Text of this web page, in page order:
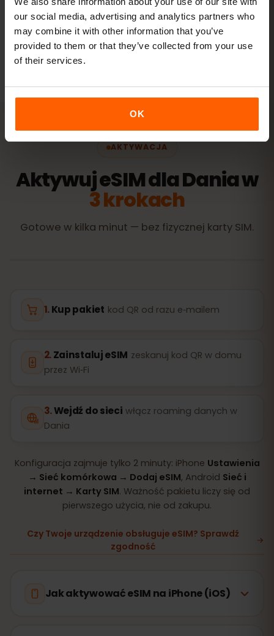
our social media, advertising and analytics partners who
may combine it with other information that you’ve
provided to them or that they’ve collected from your use
of their services.
OK
Wszystkie wartości są orientacyjne. Rzeczywiste zużycie
zależy od urządzenia, ustawień aplikacji i sposobu
korzystania.
AKTYWACJA
Aktywuj eSIM dla Dania w
3 krokach
Gotowe w kilka minut — bez fizycznej karty SIM.
Kup pakiet kod QR od razu e‑mailem
Zainstaluj eSIM zeskanuj kod QR w domu
przez Wi‑Fi
Wejdź do sieci włącz roaming danych w
Dania
Konfiguracja zajmuje tylko 2 minuty: iPhone Ustawienia
→ Sieć komórkowa → Dodaj eSIM, Android Sieć i
internet → Karty SIM. Ważność pakietu liczy się od
pierwszego użycia, nie od zakupu.
Czy Twoje urządzenie obsługuje eSIM? Sprawdź
zgodność
Jak aktywować eSIM na iPhone (iOS)